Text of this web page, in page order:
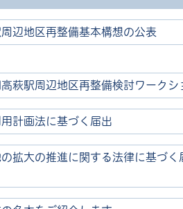
辺地区再整備基本構想の公表
萩駅周辺地区再整備検討ワークシ
計画法に基づく届出
拡大の推進に関する法律に基づく